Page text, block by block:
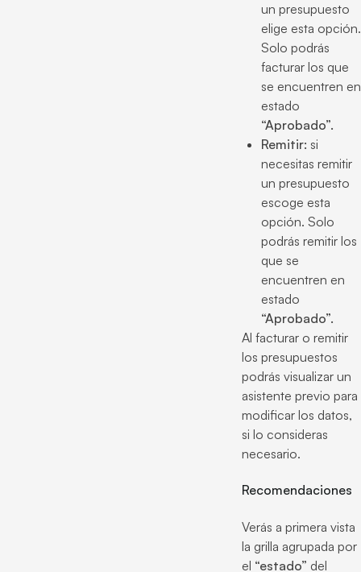
un presupuesto
elige esta opción.
Solo podrás
facturar los que
se encuentren en
estado
“Aprobado”.
Remitir: si
necesitas remitir
un presupuesto
escoge esta
opción. Solo
podrás remitir los
que se
encuentren en
estado
“Aprobado”.
Al facturar o remitir
los presupuestos
podrás visualizar un
asistente previo para
modificar los datos,
si lo consideras
necesario.
Recomendaciones
Verás a primera vista
la grilla agrupada por
el “estado” del